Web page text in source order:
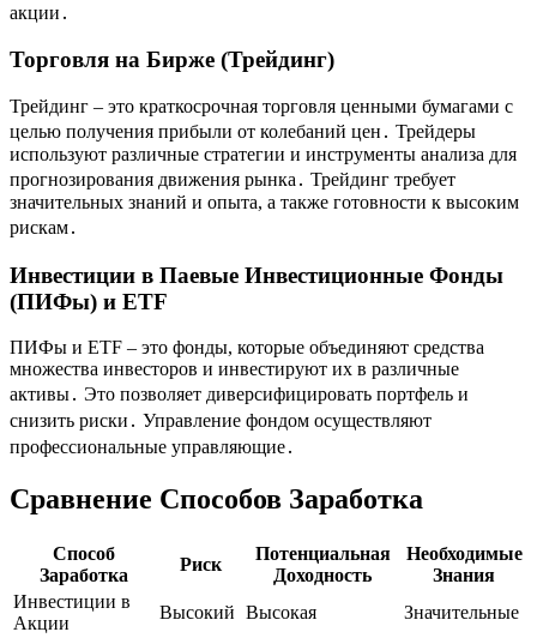
акции․
Торговля на Бирже (Трейдинг)
Трейдинг – это краткосрочная торговля ценными бумагами с
целью получения прибыли от колебаний цен․ Трейдеры
используют различные стратегии и инструменты анализа для
прогнозирования движения рынка․ Трейдинг требует
значительных знаний и опыта, а также готовности к высоким
рискам․
Инвестиции в Паевые Инвестиционные Фонды
(ПИФы) и ETF
ПИФы и ETF – это фонды, которые объединяют средства
множества инвесторов и инвестируют их в различные
активы․ Это позволяет диверсифицировать портфель и
снизить риски․ Управление фондом осуществляют
профессиональные управляющие․
Сравнение Способов Заработка
Способ
Заработка
Риск
Потенциальная
Доходность
Необходимые
Знания
Инвестиции в
Акции
Высокий Высокая
Значительные